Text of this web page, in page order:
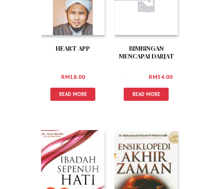
HEART APP
RM18.00
READ MORE
BIMBINGAN
MENCAPAI DARJAT
RM54.00
READ MORE